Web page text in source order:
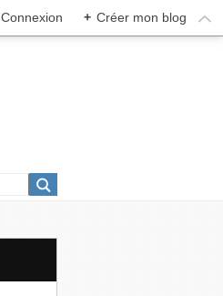
Connexion + Créer mon blog